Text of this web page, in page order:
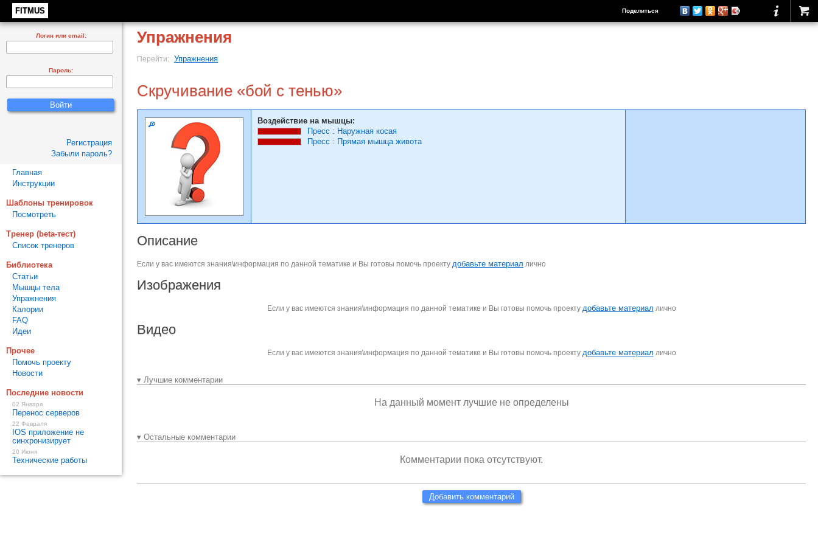
FITMUS Поделиться
Упражнения
Перейти: Упражнения
Скручивание «бой с тенью»
Воздействие на мышцы:
Пресс : Наружная косая
Пресс : Прямая мышца живота
Описание
Если у вас имеются знания\информация по данной тематике и Вы готовы помочь проекту добавьте материал лично
Изображения
Если у вас имеются знания\информация по данной тематике и Вы готовы помочь проекту добавьте материал лично
Видео
Если у вас имеются знания\информация по данной тематике и Вы готовы помочь проекту добавьте материал лично
▾ Лучшие комментарии
На данный момент лучшие не определены
▾ Остальные комментарии
Комментарии пока отсутствуют.
Добавить комментарий
Логин или email:
Пароль:
Регистрация
Забыли пароль?
Главная
Инструкции
Шаблоны тренировок
Посмотреть
Тренер (beta-тест)
Список тренеров
Библиотека
Статьи
Мышцы тела
Упражнения
Калории
FAQ
Идеи
Прочее
Помочь проекту
Новости
Последние новости
02 Января
Перенос серверов
22 Февраля
IOS приложение не
синхронизирует
20 Июня
Технические работы